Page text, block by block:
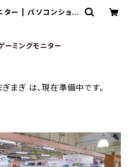
ター | パソコンショッ
ーミングモニター
まぎ は、現在準備中です。